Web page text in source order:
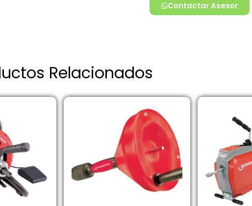
Contactar Asesor
Relacionados